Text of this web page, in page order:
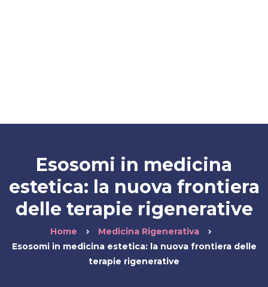
Esosomi in medicina
estetica: la nuova frontiera
delle terapie rigenerative
Home
Medicina Rigenerativa
Esosomi in medicina estetica: la nuova frontiera delle
terapie rigenerative